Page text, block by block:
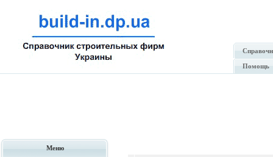
Помощь
Меню